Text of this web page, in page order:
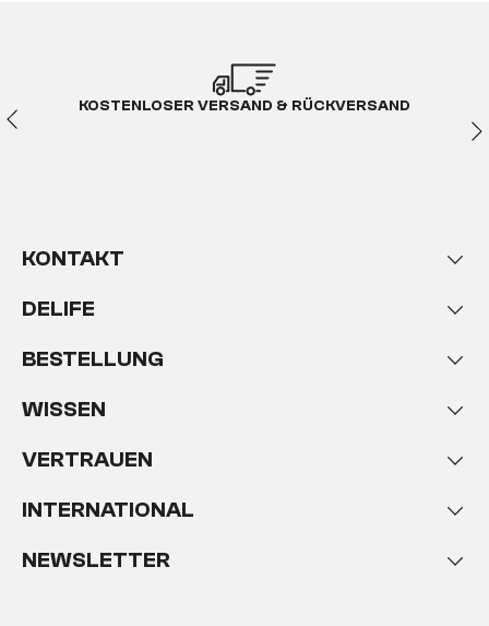
KOSTENLOSER VERSAND & RÜCKVERSAND
KONTAKT
DELIFE
BESTELLUNG
WISSEN
VERTRAUEN
INTERNATIONAL
NEWSLETTER